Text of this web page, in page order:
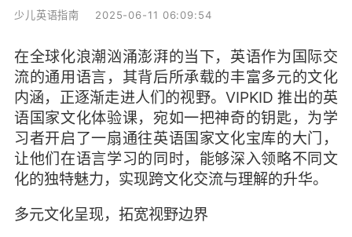
少儿英语指南 2025-06-11 06:09:54
在全球化浪潮汹涌澎湃的当下，英语作为国际交
流的通用语言，其背后所承载的丰富多元的文化
内涵，正逐渐走进人们的视野。VIPKID 推出的英
语国家文化体验课，宛如一把神奇的钥匙，为学
习者开启了一扇通往英语国家文化宝库的大门，
让他们在语言学习的同时，能够深入领略不同文
化的独特魅力，实现跨文化交流与理解的升华。
多元文化呈现，拓宽视野边界